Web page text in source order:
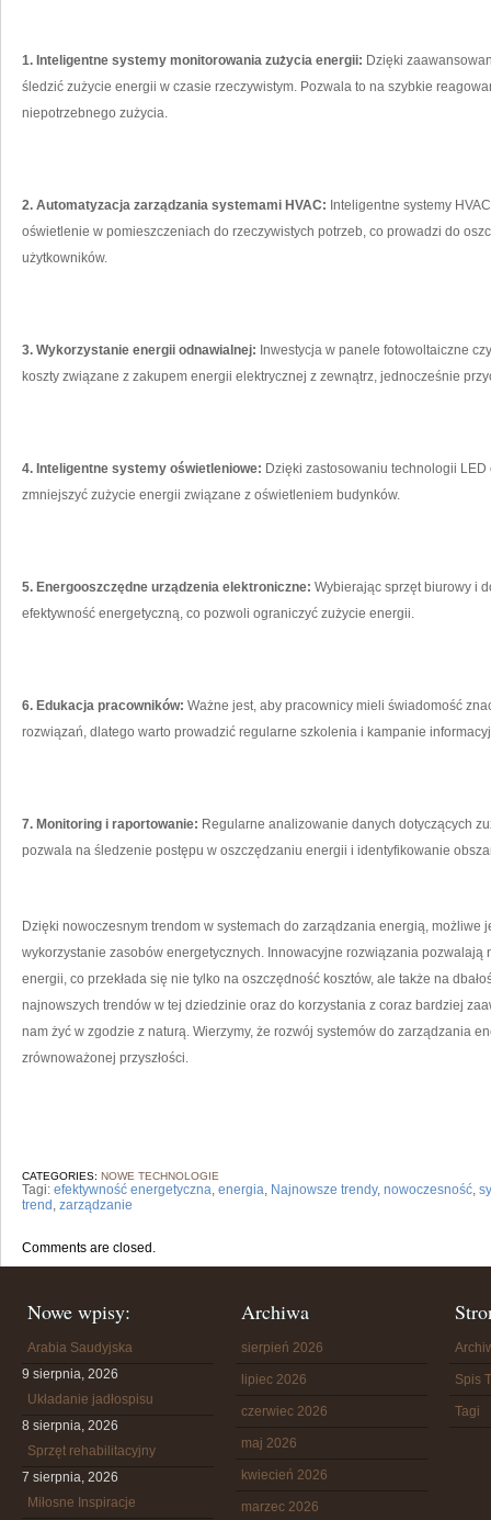
1. ‍Inteligentne‍ systemy‌ monitorowania‍ zużycia energii: Dzięki⁢
‍śledzić zużycie energii w czasie rzeczywistym. Pozwala​ to na szybkie⁤
niepotrzebnego zużycia.
2. Automatyzacja zarządzania systemami HVAC: Inteligentne ​systemy‍
oświetlenie‍ w pomieszczeniach do rzeczywistych potrzeb, co ⁣prowadzi do
użytkowników.
3. ⁤Wykorzystanie energii odnawialnej: Inwestycja w panele fotowoltaiczne
koszty ⁤związane⁤ z zakupem ⁢energii elektrycznej z zewnątrz, jednocześnie
4.⁤ Inteligentne systemy oświetleniowe: Dzięki zastosowaniu technologii
zmniejszyć zużycie‌ energii​ związane z⁣ oświetleniem budynków.
5. Energooszczędne urządzenia elektroniczne: ⁤Wybierając‍ sprzęt biurowy i
efektywność energetyczną, co pozwoli ograniczyć zużycie ‍energii.
6. Edukacja pracowników: ​Ważne jest, aby pracownicy⁣ mieli świadomość
rozwiązań, dlatego warto ​prowadzić⁤ regularne szkolenia i kampanie
7. Monitoring i raportowanie: Regularne ​analizowanie danych dotyczących
pozwala na śledzenie ‍postępu w oszczędzaniu energii i‍ identyfikowanie
Dzięki nowoczesnym trendom w systemach do zarządzania energią, możliwe‍
wykorzystanie zasobów energetycznych. Innowacyjne rozwiązania
energii, co przekłada się nie tylko⁢ na oszczędność ​kosztów, ale także na
najnowszych trendów w⁣ tej‍ dziedzinie oraz do korzystania z coraz bardziej
nam⁣ żyć w zgodzie‍ z naturą. ⁤Wierzymy, że rozwój systemów do zarządzania
zrównoważonej przyszłości.
CATEGORIES: NOWE TECHNOLOGIE
Tagi: efektywność energetyczna, energia, Najnowsze trendy, nowoczesność,
trend , zarządzanie
Comments are closed.
Nowe wpisy:
Arabia Saudyjska
9 sierpnia, 2026
Układanie jadłospisu
8 sierpnia, 2026
Sprzęt rehabilitacyjny
7 sierpnia, 2026
Miłosne Inspiracje
Archiwa
sierpień 2026
lipiec 2026
czerwiec 2026
maj 2026
kwiecień 2026
marzec 2026
Spis
Tagi